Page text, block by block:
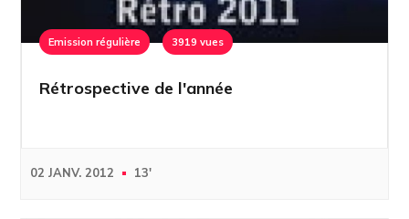
Emission régulière 3919 vues
Rétrospective de l'année
02 JANV. 2012 13'